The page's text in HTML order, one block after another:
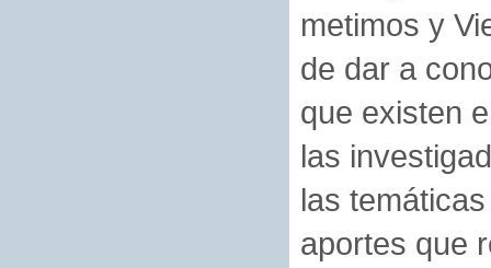
metimos y
de dar a
que existen
las
las
aportes que